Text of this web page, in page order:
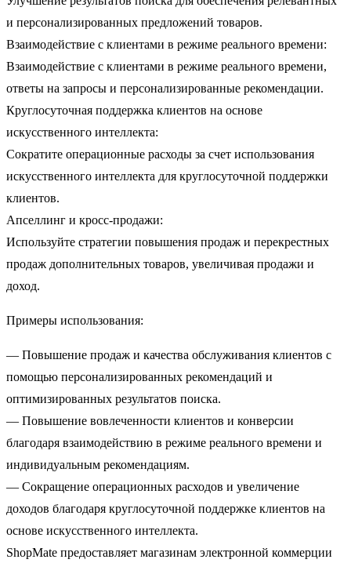
и персонализированных предложений товаров.
Взаимодействие с клиентами в режиме реального времени:
Взаимодействие с клиентами в режиме реального времени,
ответы на запросы и персонализированные рекомендации.
Круглосуточная поддержка клиентов на основе
искусственного интеллекта:
Сократите операционные расходы за счет использования
искусственного интеллекта для круглосуточной поддержки
клиентов.
Апселлинг и кросс-продажи:
Используйте стратегии повышения продаж и перекрестных
продаж дополнительных товаров, увеличивая продажи и
доход.
Примеры использования:
— Повышение продаж и качества обслуживания клиентов с
помощью персонализированных рекомендаций и
оптимизированных результатов поиска.
— Повышение вовлеченности клиентов и конверсии
благодаря взаимодействию в режиме реального времени и
индивидуальным рекомендациям.
— Сокращение операционных расходов и увеличение
доходов благодаря круглосуточной поддержке клиентов на
основе искусственного интеллекта.
ShopMate предоставляет магазинам электронной коммерции